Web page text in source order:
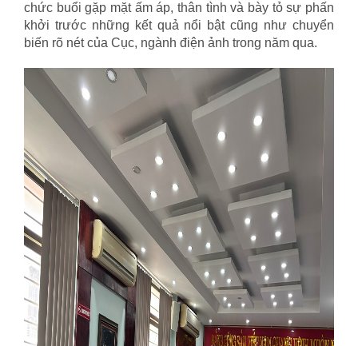
chức buổi gặp mặt ấm áp, thân tình và bày tỏ sự phấn
khởi trước những kết quả nổi bật cũng như chuyển
biến rõ nét của Cục, ngành điện ảnh trong năm qua.